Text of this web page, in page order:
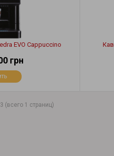
EVO Cappuccino
грн
(всего 1 страниц)